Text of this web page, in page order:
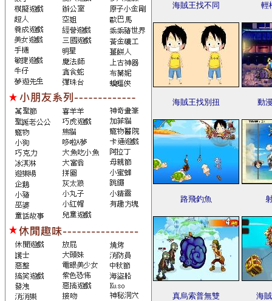
海賊王找不同 輕
海賊王找別扭 動
路飛釣魚
真烏索普無雙 海